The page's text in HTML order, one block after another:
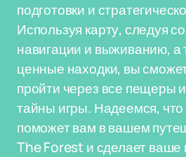
подготовки и
Используя карту, следуя
навигации и выживанию, а
ценные находки, вы
пройти через все пещеры
тайны игры. Надеемся, что
поможет вам в вашем
The Forest и сделает ваше